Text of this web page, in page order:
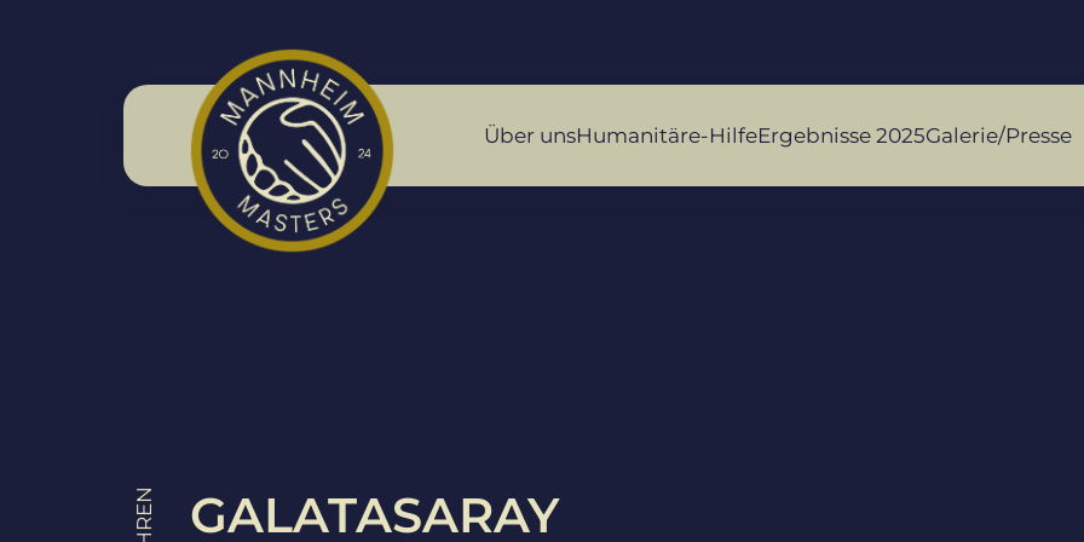
Über unsHumanitäre-HilfeErgebnisse 2025Galerie/Presse
GALATASARAY